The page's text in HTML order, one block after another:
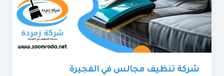
شركة تنظيف مجالس في الفجيرة